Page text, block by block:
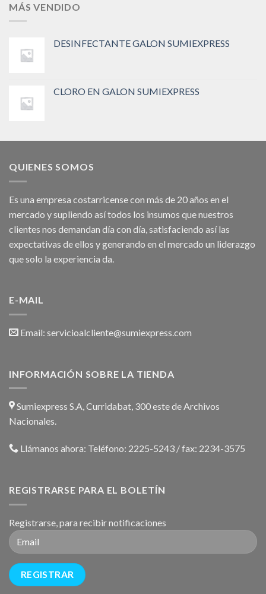
MÁS VENDIDO
DESINFECTANTE GALON SUMIEXPRESS
CLORO EN GALON SUMIEXPRESS
QUIENES SOMOS
Es una empresa costarricense con más de 20 años en el
mercado y supliendo así todos los insumos que nuestros
clientes nos demandan día con día, satisfaciendo así las
expectativas de ellos y generando en el mercado un liderazgo
que solo la experiencia da.
E-MAIL
Email: servicioalcliente@sumiexpress.com
INFORMACIÓN SOBRE LA TIENDA
Sumiexpress S.A, Curridabat, 300 este de Archivos
Nacionales.
Llámanos ahora: Teléfono: 2225-5243 / fax: 2234-3575
REGISTRARSE PARA EL BOLETÍN
Registrarse, para recibir notificaciones